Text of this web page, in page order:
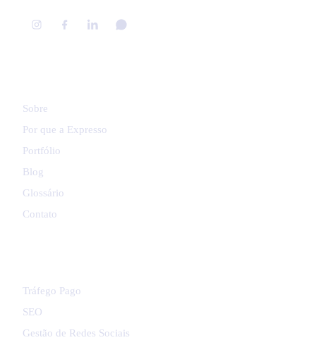
Sobre
Por que a Expresso
Portfólio
Blog
Glossário
Contato
Tráfego Pago
SEO
Gestão de Redes Sociais